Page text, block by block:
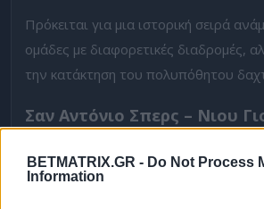
BETMATRIX.GR - Do Not Process
Information
Πρόκειται για μια ιστορική σειρά
ομάδες με διαφορετικές διαδρομές,
την κατάκτηση του πολυπόθητου
Σαν Αντόνιο Σπερς – Νιου
Παίζουμε
Old School Game 1. Οι γηπεδούχοι